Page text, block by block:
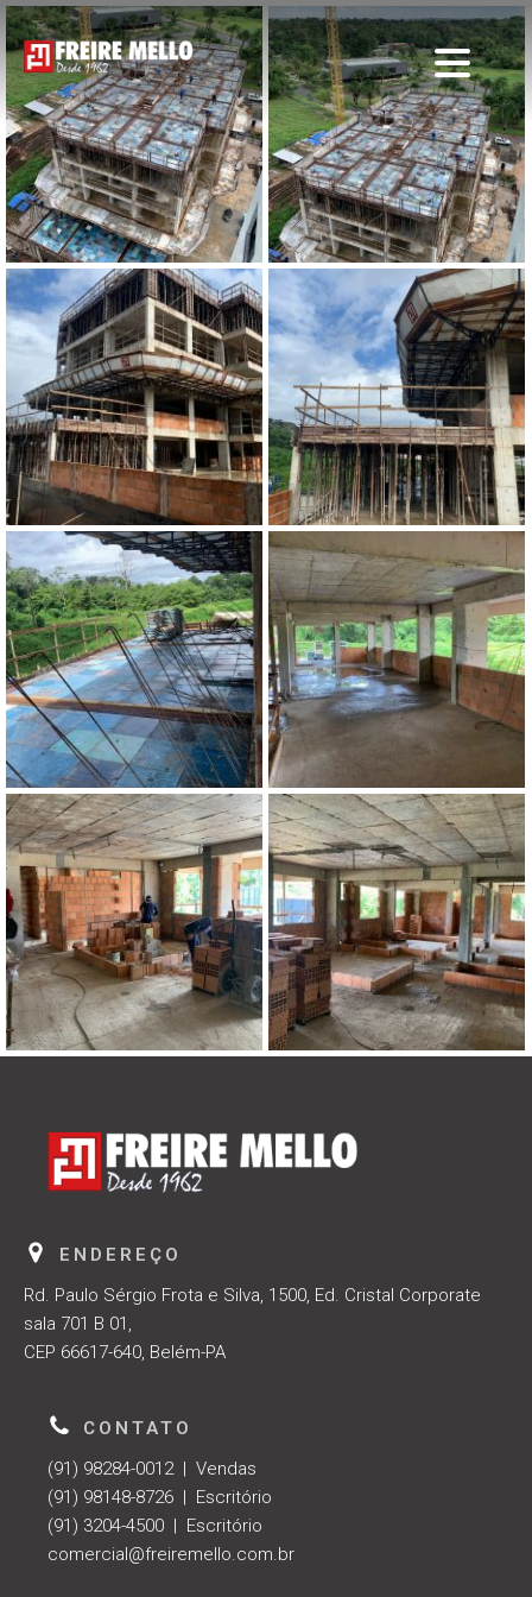
ENDEREÇO
Rd. Paulo Sérgio Frota e Silva, 1500, Ed. Cristal Corporate
sala 701 B 01,
CEP 66617-640, Belém-PA
CONTATO
(91) 98284-0012 | Vendas
(91) 98148-8726 | Escritório
(91) 3204-4500 | Escritório
comercial@freiremello.com.br